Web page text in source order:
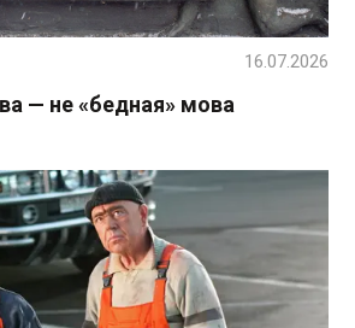
— не «бедная» мова
16.07.2026